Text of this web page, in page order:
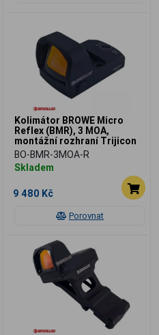
Porovnat
Kolimátor BROWE Micro
Reflex (BMR), 3 MOA,
montážní rozhraní Trijicon
RMR
BO-BMR-3MOA-R
Skladem
9 480 Kč